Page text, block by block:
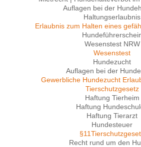
Auflagen bei der
Haltungserlaubnis
Erlaubnis zum Halten eines
Wesenstest NRW
Wesenstest
Hundezucht
Auflagen bei der
Gewerbliche Hundezucht
Tierschutzgesetz
Haftung Tierheim
Haftung
Haftung Tierarzt
Hundesteuer
Recht rund um den